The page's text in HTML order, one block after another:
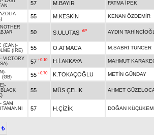
57 M.BAYIR FATMA İPEK
55 M.KESKİN KENAN ÖZDEMİR
50 S.ULUTAŞ AP AYDIN
(CAN)-
(IRE) 55 O.ATMACA M.SABRİ TUNCER
- VICTORY
57 +0.10 H.İ.AKKAYA MAHMUT
-
(GB) 55 +0.70 K.TOKAÇOĞLU METİN GÜNDAY
-
BLACK
55 MÜS.ÇELİK AHMET
- SAM
57 H.ÇİZİK DOĞAN
₺